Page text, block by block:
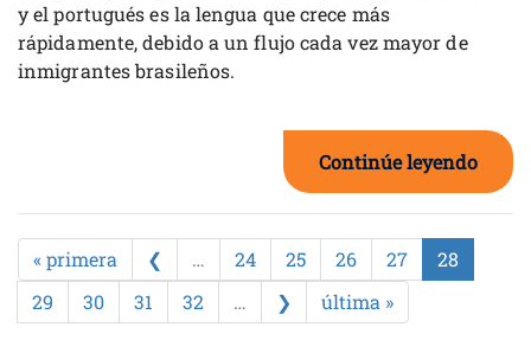
y el portugués es la lengua que crece más
rápidamente, debido a un flujo cada vez mayor de
inmigrantes brasileños.
Continúe leyendo
« primera ❮ … 24 25 26 27
28
29
30 31 32 … ❯ última »